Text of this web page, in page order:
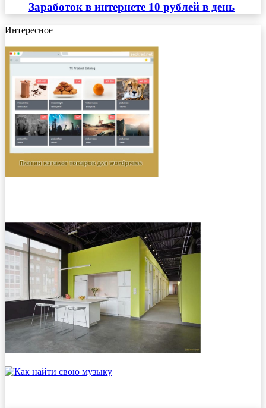
Заработок в интернете 10 рублей в день
Интересное